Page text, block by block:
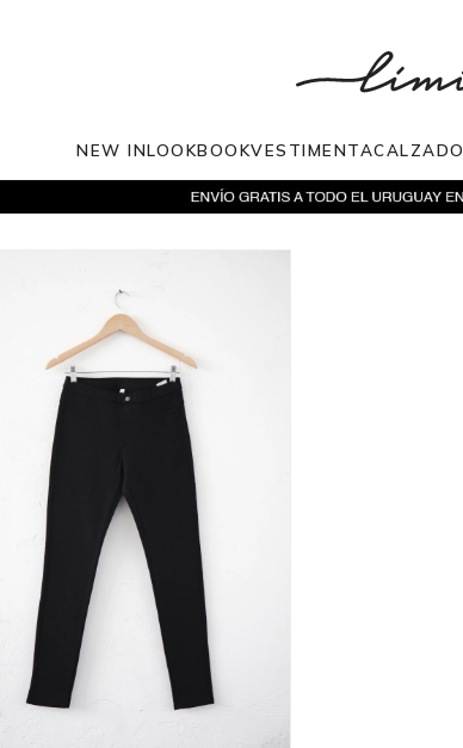
NEW INLOOKBOOKVESTIMENTACALZADO